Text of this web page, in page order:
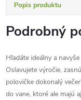
Popis produktu
Podrobný
Hľadáte ideálny a
Oslavujete výročie,
polovičke dokonalý
do vane, ktoré ale majú